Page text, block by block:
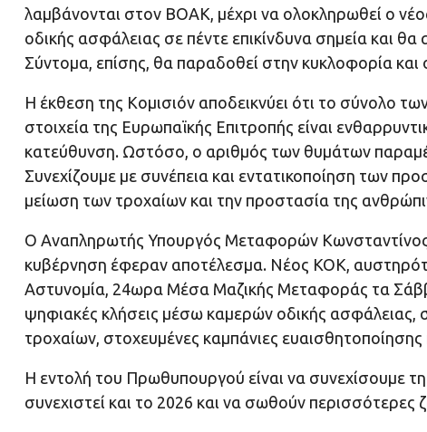
λαμβάνονται στον ΒΟΑΚ, μέχρι να ολοκληρωθεί ο
οδικής ασφάλειας σε πέντε επικίνδυνα σημεία και
Σύντομα, επίσης, θα παραδοθεί στην κυκλοφορία
Η έκθεση της Κομισιόν αποδεικνύει ότι το σύνολο
στοιχεία της Ευρωπαϊκής Επιτροπής είναι
κατεύθυνση. Ωστόσο, ο αριθμός των θυμάτων
Συνεχίζουμε με συνέπεια και εντατικοποίηση των
μείωση των τροχαίων και την προστασία της
Ο Αναπληρωτής Υπουργός Μεταφορών
κυβέρνηση έφεραν αποτέλεσμα. Νέος ΚΟΚ,
Αστυνομία, 24ωρα Μέσα Μαζικής Μεταφοράς τα
ψηφιακές κλήσεις μέσω καμερών οδικής
τροχαίων, στοχευμένες καμπάνιες
Η εντολή του Πρωθυπουργού είναι να συνεχίσουμε
συνεχιστεί και το 2026 και να σωθούν περισσότερες